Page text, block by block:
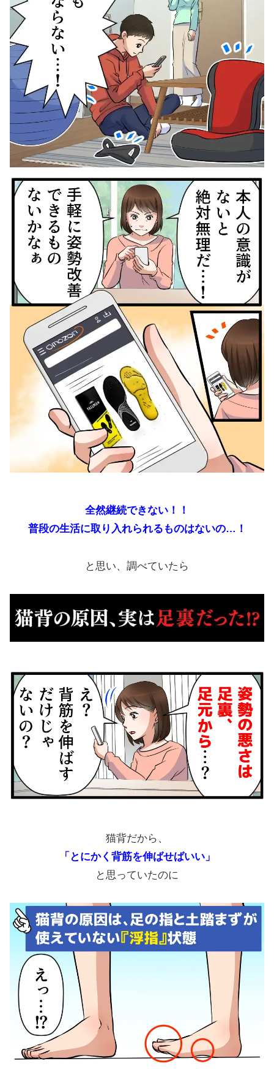
全然継続できない！！
普段の生活に取り入れられるものはないの…！
と思い、調べていたら
猫背だから、
「とにかく背筋を伸ばせばいい」
と思っていたのに